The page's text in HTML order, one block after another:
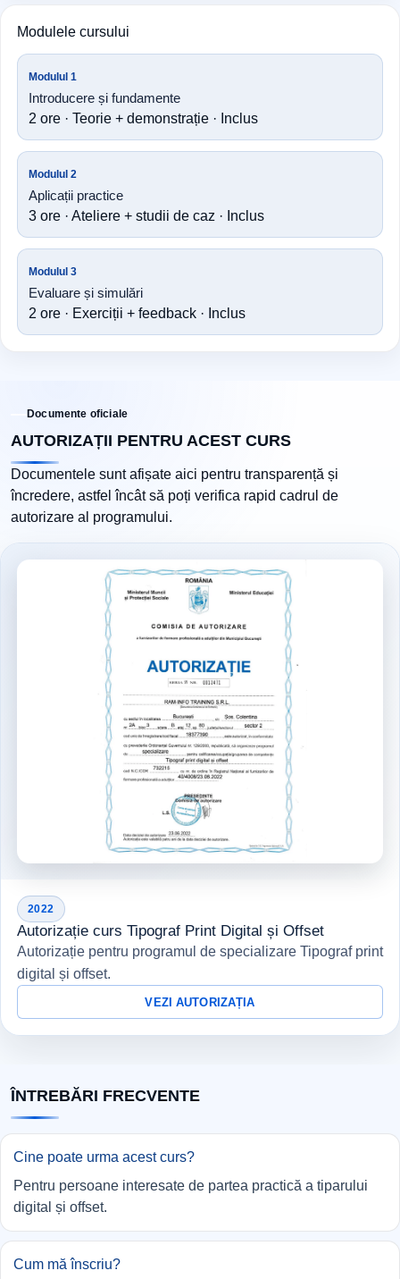
Modulele cursului
Modulul 1
Introducere și fundamente
2 ore · Teorie + demonstrație · Inclus
Modulul 2
Aplicații practice
3 ore · Ateliere + studii de caz · Inclus
Modulul 3
Evaluare și simulări
2 ore · Exerciții + feedback · Inclus
Documente oficiale
AUTORIZAȚII PENTRU ACEST CURS
Documentele sunt afișate aici pentru transparență și
încredere, astfel încât să poți verifica rapid cadrul de
autorizare al programului.
2022
Autorizație curs Tipograf Print Digital și Offset
Autorizație pentru programul de specializare Tipograf print
digital și offset.
VEZI AUTORIZAȚIA
ÎNTREBĂRI FRECVENTE
Cine poate urma acest curs?
Pentru persoane interesate de partea practică a tiparului
digital și offset.
Cum mă înscriu?